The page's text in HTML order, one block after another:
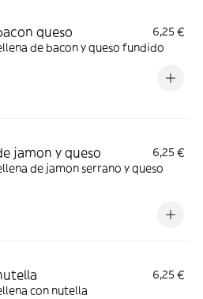
queso
6,25 €
de bacon y queso fundido
jamon y queso
6,25 €
de jamon serrano y queso
6,25 €
Crepe rellena con nutella